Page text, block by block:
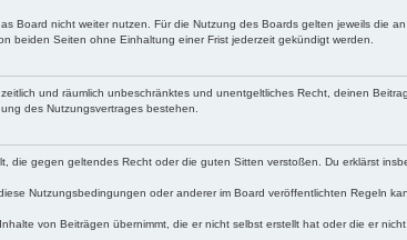
Board nicht weiter nutzen. Für die Nutzung des Boards gelten jeweils die
beiden Seiten ohne Einhaltung einer Frist jederzeit gekündigt werden.
und räumlich unbeschränktes und unentgeltliches Recht, deinen
des Nutzungsvertrages bestehen.
die gegen geltendes Recht oder die guten Sitten verstoßen. Du erklärst
Nutzungsbedingungen oder anderer im Board veröffentlichten Regeln
von Beiträgen übernimmt, die er nicht selbst erstellt hat oder die er